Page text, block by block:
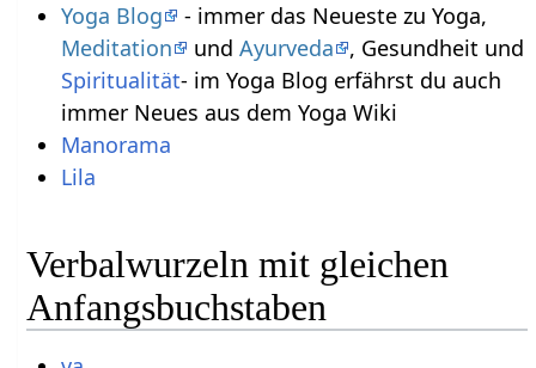
Yoga Blog
- immer das Neueste zu Yoga,
Meditation
und Ayurveda
, Gesundheit und
Spiritualität- im Yoga Blog erfährst du auch
immer Neues aus dem Yoga Wiki
Manorama
Lila
Verbalwurzeln mit gleichen
Anfangsbuchstaben